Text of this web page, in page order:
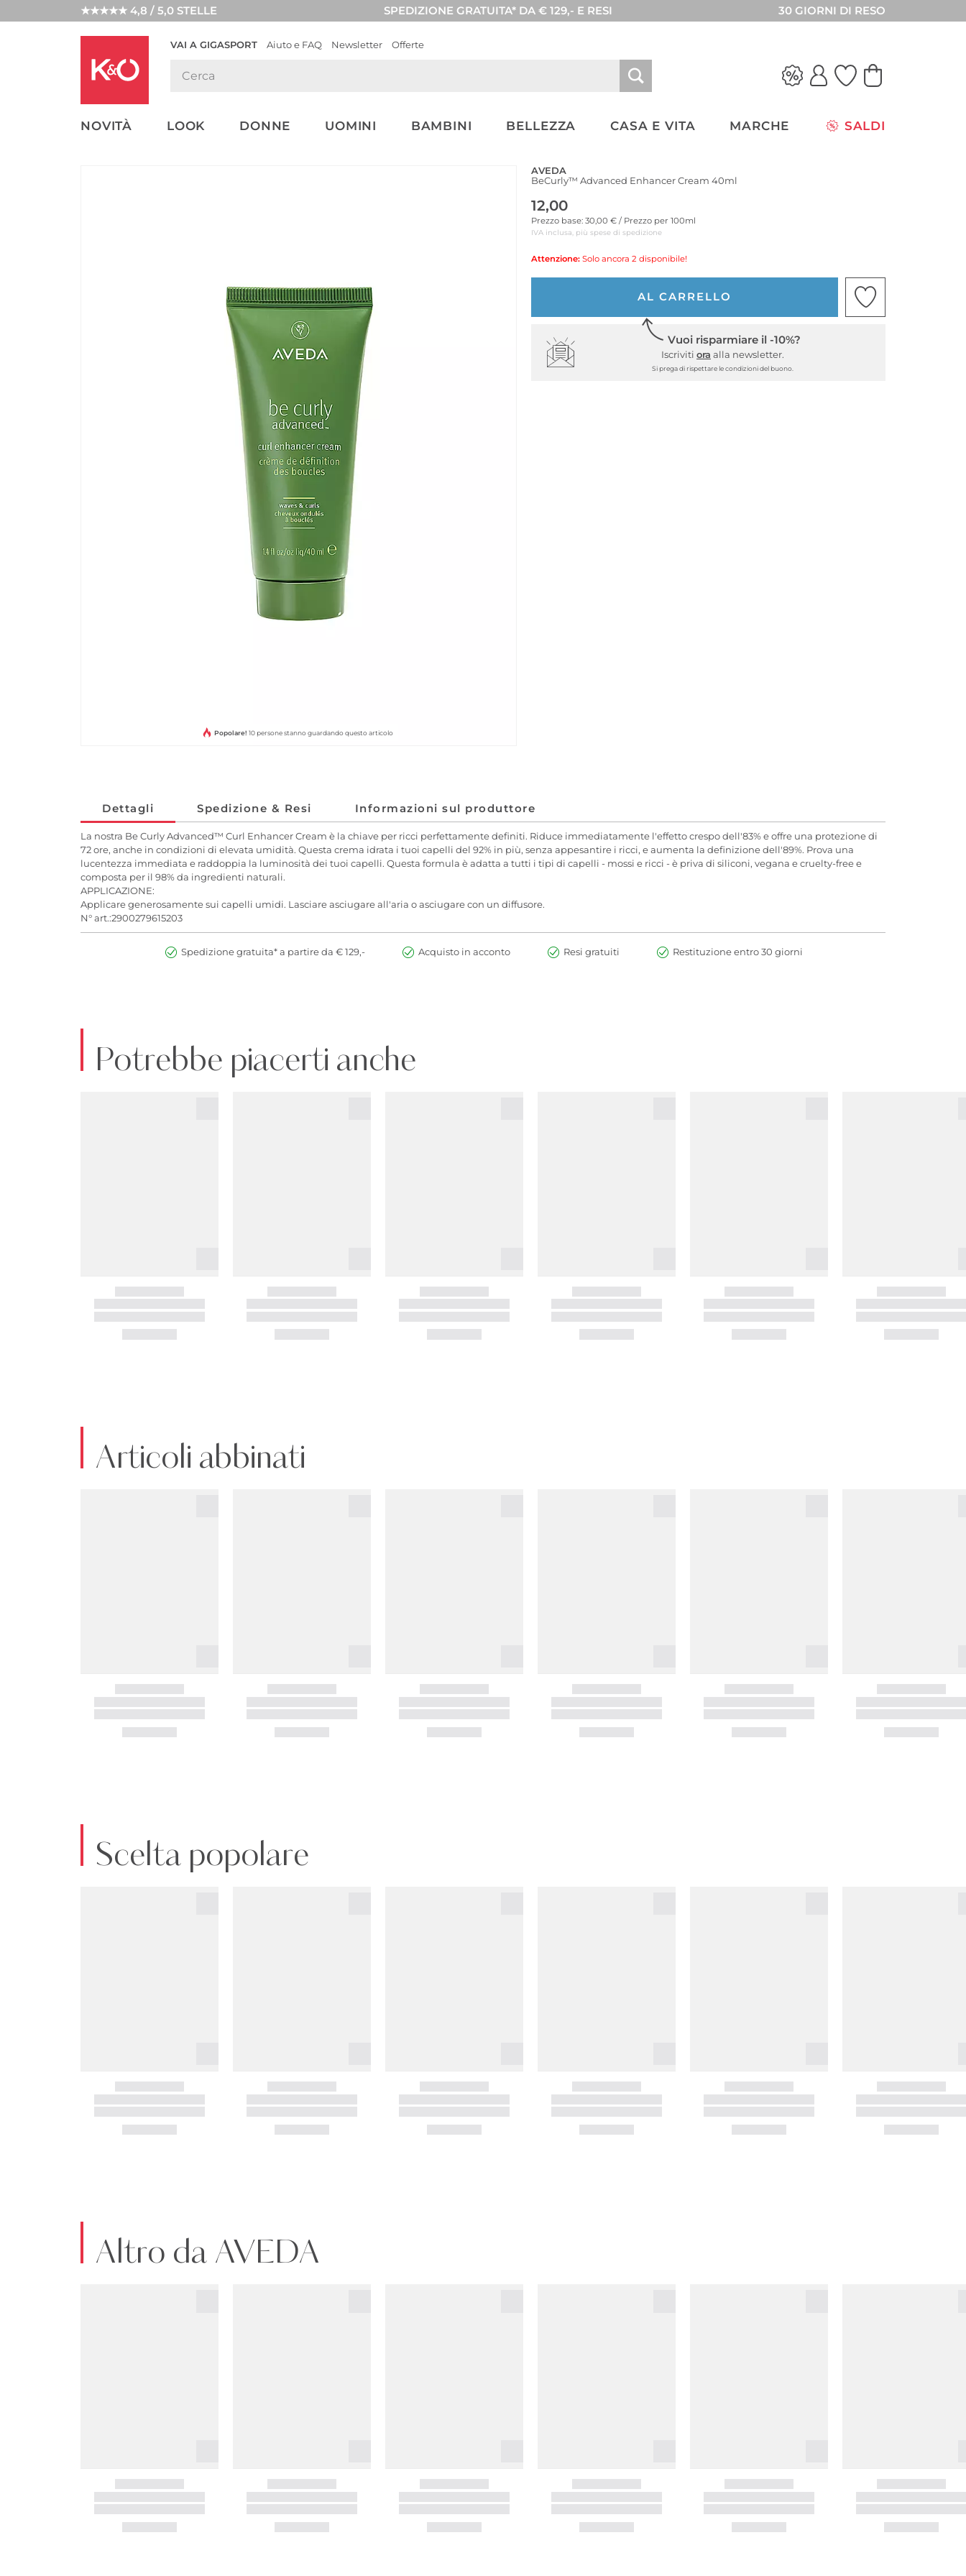
★★★★★ 4,8 / 5,0 STELLE SPEDIZIONE GRATUITA* DA € 129,- E RESI 30 GIORNI DI RESO
VAI A GIGASPORT Aiuto e FAQ Newsletter Offerte
NOVITÀ LOOK DONNE UOMINI BAMBINI BELLEZZA CASA E VITA MARCHE SALDI
LOOK
WEDDING
Popolare! 10 persone stanno guardando questo articolo
AVEDA
BeCurly™ Advanced Enhancer Cream 40ml
12,00
Prezzo base: 30,00 € / Prezzo per 100ml
IVA inclusa, più spese di spedizione
Attenzione: Solo ancora 2 disponibile!
AL CARRELLO
Vuoi risparmiare il -10%?
Iscriviti ora alla newsletter.
Si prega di rispettare le condizioni del buono.
Dettagli Spedizione & Resi Informazioni sul produttore
La nostra Be Curly Advanced™ Curl Enhancer Cream è la chiave per ricci perfettamente definiti. Riduce immediatamente l'effetto crespo dell'83% e offre una protezione di
72 ore, anche in condizioni di elevata umidità. Questa crema idrata i tuoi capelli del 92% in più, senza appesantire i ricci, e aumenta la definizione dell'89%. Prova una
lucentezza immediata e raddoppia la luminosità dei tuoi capelli. Questa formula è adatta a tutti i tipi di capelli - mossi e ricci - è priva di siliconi, vegana e cruelty-free e
composta per il 98% da ingredienti naturali.
APPLICAZIONE:
Applicare generosamente sui capelli umidi. Lasciare asciugare all'aria o asciugare con un diffusore.
N° art.:2900279615203
Spedizione gratuita* a partire da € 129,- Acquisto in acconto Resi gratuiti Restituzione entro 30 giorni
Potrebbe piacerti anche
Articoli abbinati
Scelta popolare
Altro da AVEDA